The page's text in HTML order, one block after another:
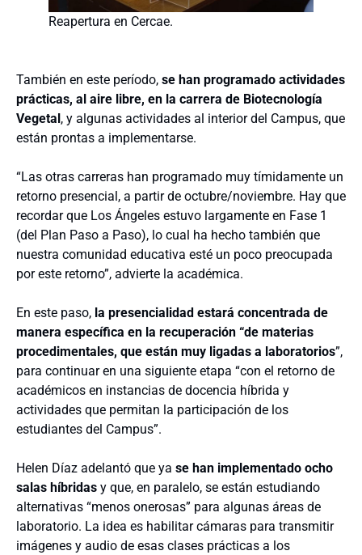
Reapertura en Cercae.
También en este período, se han programado actividades
prácticas, al aire libre, en la carrera de Biotecnología
Vegetal , y algunas actividades al interior del Campus, que
están prontas a implementarse.
“Las otras carreras han programado muy tímidamente un
retorno presencial, a partir de octubre/noviembre. Hay que
recordar que Los Ángeles estuvo largamente en Fase 1
(del Plan Paso a Paso), lo cual ha hecho también que
nuestra comunidad educativa esté un poco preocupada
por este retorno”, advierte la académica.
En este paso, la presencialidad estará concentrada de
manera específica en la recuperación “de materias
procedimentales, que están muy ligadas a laboratorios”,
para continuar en una siguiente etapa “con el retorno de
académicos en instancias de docencia híbrida y
actividades que permitan la participación de los
estudiantes del Campus”.
Helen Díaz adelantó que ya se han implementado ocho
salas híbridas y que, en paralelo, se están estudiando
alternativas “menos onerosas” para algunas áreas de
laboratorio. La idea es habilitar cámaras para transmitir
imágenes y audio de esas clases prácticas a los